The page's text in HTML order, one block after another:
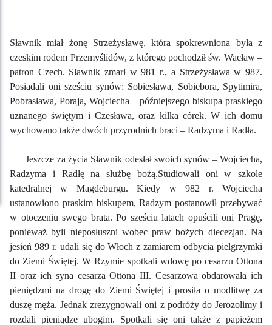
Sławnik miał żonę Strzeżysławę, która spokrewniona była z
czeskim rodem Przemyślidów, z którego pochodził św. Wacław –
patron Czech. Sławnik zmarł w 981 r., a Strzeżysława w 987.
Posiadali oni sześciu synów: Sobiesława, Sobiebora, Spytimira,
Pobrasława, Poraja, Wojciecha – późniejszego biskupa praskiego
uznanego świętym i Czesława, oraz kilka córek. W ich domu
wychowano także dwóch przyrodnich braci – Radzyma i Radła.
Jeszcze za życia Sławnik odesłał swoich synów – Wojciecha,
Radzyma i Radłę na służbę bożą.Studiowali oni w szkole
katedralnej w Magdeburgu. Kiedy w 982 r. Wojciecha
ustanowiono praskim biskupem, Radzym postanowił przebywać
w otoczeniu swego brata. Po sześciu latach opuścili oni Pragę,
ponieważ byli nieposłuszni wobec praw bożych diecezjan. Na
jesień 989 r. udali się do Włoch z zamiarem odbycia pielgrzymki
do Ziemi Świętej. W Rzymie spotkali wdowę po cesarzu Ottona
II oraz ich syna cesarza Ottona III. Cesarzowa obdarowała ich
pieniędzmi na drogę do Ziemi Świętej i prosiła o modlitwę za
duszę męża. Jednak zrezygnowali oni z podróży do Jerozolimy i
rozdali pieniądze ubogim. Spotkali się oni także z papieżem